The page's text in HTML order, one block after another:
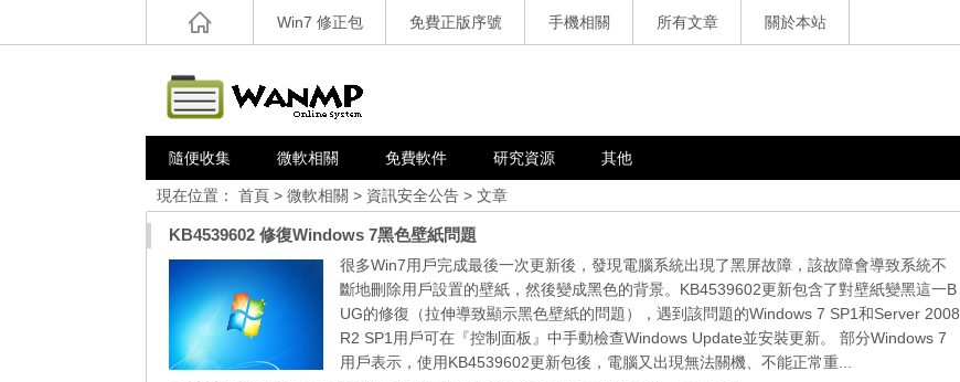
Win7 修正包 免費正版序號 手機相關 所有文章 關於本站
隨便收集 微軟相關 免費軟件 研究資源 其他
現在位置： 首頁 > 微軟相關 > 資訊安全公告 > 文章
KB4539602 修復Windows 7黑色壁紙問題
很多Win7用戶完成最後一次更新後，發現電腦系統出現了黑屏故障，該故障會導致系統不
斷地刪除用戶設置的壁紙，然後變成黑色的背景。KB4539602更新包含了對壁紙變黑這一B
UG的修復（拉伸導致顯示黑色壁紙的問題），遇到該問題的Windows 7 SP1和Server 2008
R2 SP1用戶可在『控制面板』中手動檢查Windows Update並安裝更新。 部分Windows 7
用戶表示，使用KB4539602更新包後，電腦又出現無法關機、不能正常重...